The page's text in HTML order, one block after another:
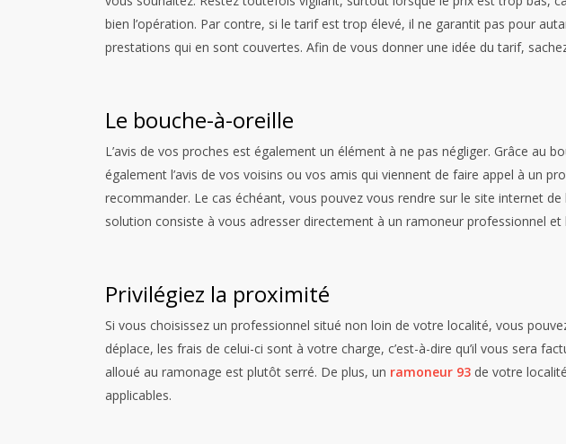
bien l’opération. Par contre, si le tarif est trop élevé, il ne garantit pas pour
prestations qui en sont couvertes. Afin de vous donner une idée du tarif,
Le bouche-à-oreille
L’avis de vos proches est également un élément à ne pas négliger. Grâce
également l’avis de vos voisins ou vos amis qui viennent de faire appel à un
recommander. Le cas échéant, vous pouvez vous rendre sur le site internet
solution consiste à vous adresser directement à un ramoneur professionnel et
Privilégiez la proximité
Si vous choisissez un professionnel situé non loin de votre localité, vous
déplace, les frais de celui-ci sont à votre charge, c’est-à-dire qu’il vous sera
alloué au ramonage est plutôt serré. De plus, un ramoneur 93 de votre
applicables.